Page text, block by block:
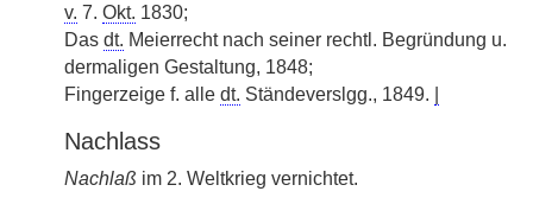
v. 7. Okt. 1830;
Das dt. Meierrecht nach seiner rechtl. Begründung u.
dermaligen Gestaltung, 1848;
Fingerzeige f. alle dt. Ständeverslgg., 1849.
Nachlass
Nachlaß im 2. Weltkrieg vernichtet.